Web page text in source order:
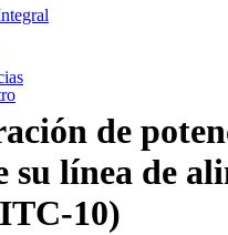
de
su línea de
10)